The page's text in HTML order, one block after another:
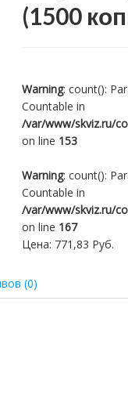
(1500
Warning: count():
Countable in
/var/www/skviz.ru/
on line 153
Warning: count():
Countable in
/var/www/skviz.ru/
on line 167
Цена: 771,83 Руб.
(0)